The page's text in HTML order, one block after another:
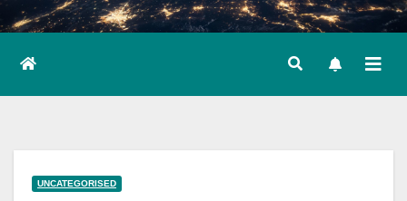
UNCATEGORISED